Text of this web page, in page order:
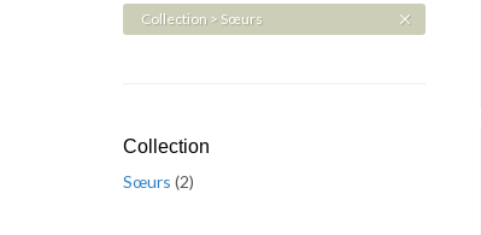
Collection > Sœurs
Collection
Sœurs (2)